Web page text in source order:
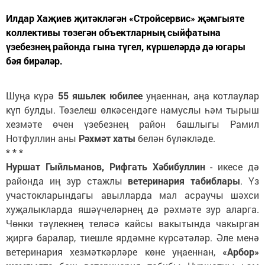
Илдар Хаҗиев җитәкләгән «Стройсервис» җәмгыяте
коллективы төзегән объектларның сыйфатына
үзебезнең районда гына түгел, күршеләрдә дә югары
бәя бирәләр.
Шуңа күрә 55 яшьлек юбилее уңаеннан, аңа котлаулар
күп булды. Төзелеш өлкәсендәге намуслы һәм тырыш
хезмәте өчен үзебезнең район башлыгы Рамил
Нотфуллин аны Рәхмәт хаты белән бүләкләде.
* * *
Нуршат Гыйльманов, Рифгать Хәбибуллин- икесе дә
районда иң зур стажлы ветеринария табиблары. Үз
участокларындагы авылларда мал асраучы шәхси
хуҗалыкларда яшәүчеләрнең дә рәхмәте зур аларга.
Чөнки тәүлекнең теләсә кайсы вакытында чакырган
җиргә баралар, тиешле ярдәмне күрсәтәләр. Әле менә
ветеринария хезмәткәрләре көне уңаеннан, «Арбор»